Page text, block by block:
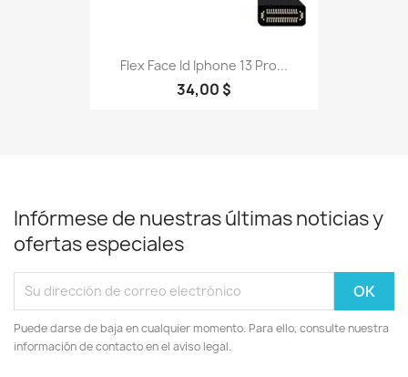
Flex Face Id Iphone 13 Pro...
34,00 $
Infórmese de nuestras últimas noticias y
ofertas especiales
Puede darse de baja en cualquier momento. Para ello, consulte nuestra
información de contacto en el aviso legal.